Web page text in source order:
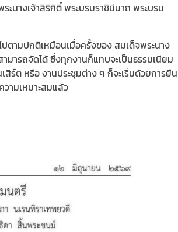
ะนางเจ้าสิริกิติ์ พระบรมราชินีนาถ พระบรม
ตามปกติเหมือนเมื่อครั้งของ สมเด็จพระนาง
มารถจัดได้ ซึ่งทุกงานก็แทบจะเป็นธรรมเนียม
ร์ต หรือ งานประชุมต่าง ๆ ก็จะเริ่มด้วยการยืน
ามเหมาะสมแล้ว